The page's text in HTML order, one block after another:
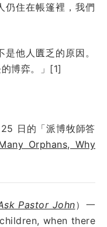
仍住在帳篷裡，我們
他人匱乏的原因。
博弈。
」[1]
日的「派博牧師答
Orphans, Why
Pastor John）一
when there